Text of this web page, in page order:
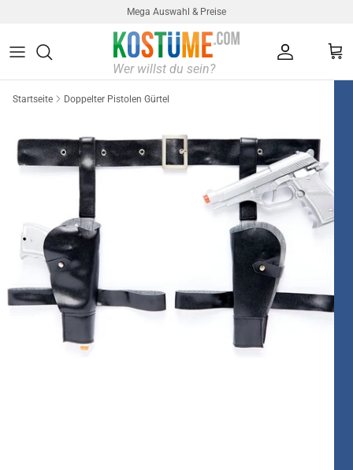
Mega Auswahl & Preise
Startseite Doppelter Pistolen Gürtel